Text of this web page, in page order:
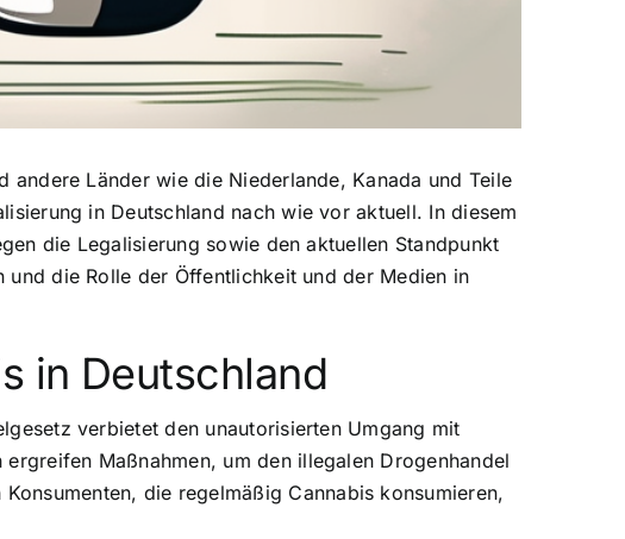
Länder wie die Niederlande, Kanada und Teile
in Deutschland nach wie vor aktuell. In diesem
die Legalisierung sowie den aktuellen Standpunkt
die Rolle der Öffentlichkeit und der Medien in
in Deutschland
verbietet den unautorisierten Umgang mit
Maßnahmen, um den illegalen Drogenhandel
die regelmäßig Cannabis konsumieren,